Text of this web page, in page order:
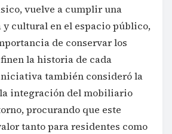
vuelve a cumplir una
cultural en el espacio público,
de conservar los
la historia de cada
también consideró la
integración del mobiliario
procurando que este
tanto para residentes como